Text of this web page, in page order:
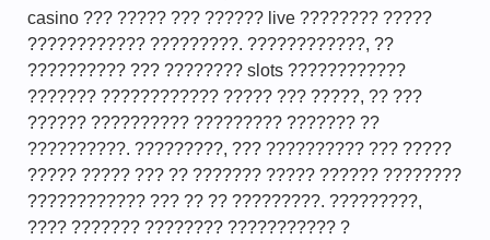
casino ??? ????? ??? ?????? live ???????? ?????
???????????? ?????????. ????????????, ??
?????????? ??? ???????? slots ????????????
??????? ???????????? ????? ??? ?????, ?? ???
?????? ?????????? ????????? ??????? ??
??????????. ?????????, ??? ?????????? ??? ?????
????? ????? ??? ?? ??????? ????? ?????? ????????
???????????? ??? ?? ?? ?????????. ?????????,
???? ??????? ???????? ??????????? ?